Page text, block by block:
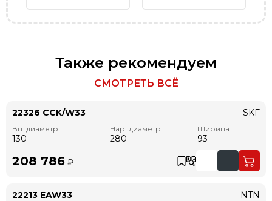
Также рекомендуем
СМОТРЕТЬ ВСЁ
22326 CCK/W33
Вн. диаметр
130
Нар. диаметр
280
Ширина
93
SKF
208 786 ₽
22213 EAW33 NTN